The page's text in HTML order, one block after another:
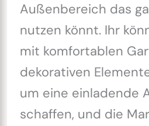
Außenbereich das
nutzen könnt. Ihr
mit komfortablen
dekorativen
um eine einladende
schaffen, und die